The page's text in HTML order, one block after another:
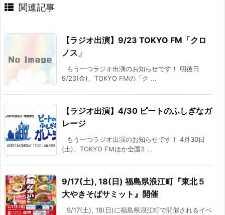
関連記事
【ラジオ出演】9/23 TOKYO FM「クロ
ノス」
もう一つラジオ出演のお知らせです！ 明後日
9/23(金)、TOKYO FMの「ク ...
【ラジオ出演】4/30 ピートのふしぎなガ
レージ
もう一つラジオ出演のお知らせです！ 4月30日
(土)、TOKYO FMほか全国3 ...
9/17(土), 18(日) 福島県浪江町『東北５
大やきそばサミット』開催
9/17(土), 18(日)に福島県浪江町で開催されるイベ